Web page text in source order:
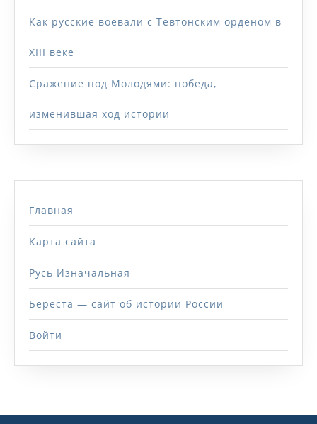
Как русские воевали с Тевтонским орденом в
XIII веке
Сражение под Молодями: победа,
изменившая ход истории
Главная
Карта сайта
Русь Изначальная
Береста — сайт об истории России
Войти